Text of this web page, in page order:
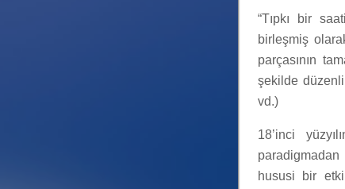
“Tıpkı bir
birleşmiş
parçasının
şekilde düzenli
vd.)
18’inci
paradigmadan
hususi bir